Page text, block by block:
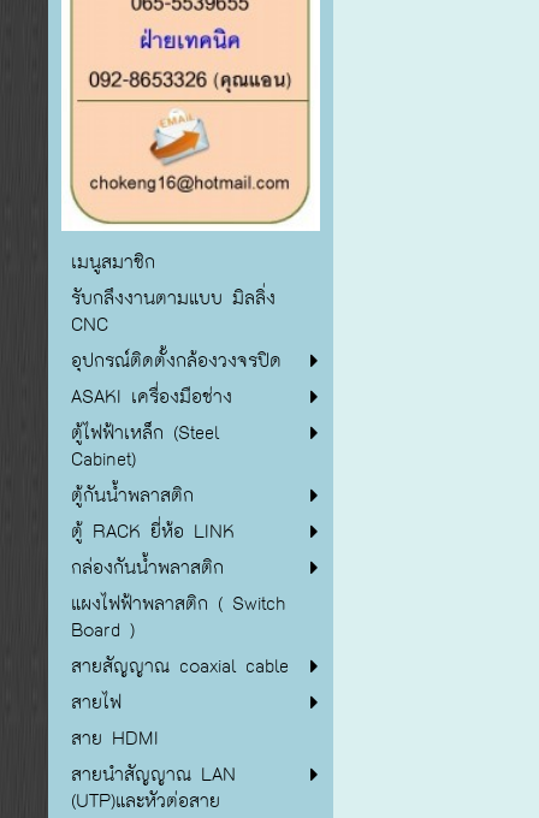
เมนูสมาชิก
รับกลึงงานตามแบบ มิลลิ่ง
CNC
อุปกรณ์ติดตั้งกล้องวงจรปิด
ASAKI เครื่องมือช่าง
ตู้ไฟฟ้าเหล็ก (Steel
Cabinet)
ตู้กันน้ำพลาสติก
ตู้ RACK ยี่ห้อ LINK
กล่องกันน้ำพลาสติก
แผงไฟฟ้าพลาสติก ( Switch
Board )
สายสัญญาณ coaxial cable
สายไฟ
สาย HDMI
สายนำสัญญาณ LAN
(UTP)และหัวต่อสาย